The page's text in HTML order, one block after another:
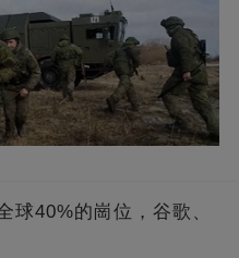
球40%的崗位，谷歌、